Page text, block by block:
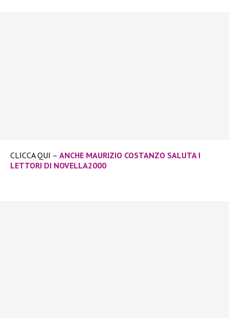
CLICCA QUI – ANCHE MAURIZIO COSTANZO SALUTA I
LETTORI DI NOVELLA2000